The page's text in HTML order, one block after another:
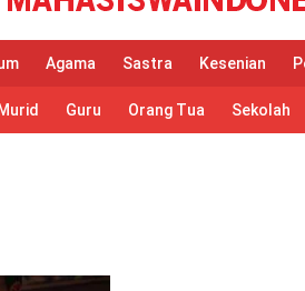
Agama Sastra Kesenian
Murid Guru Orang Tua Sekolah